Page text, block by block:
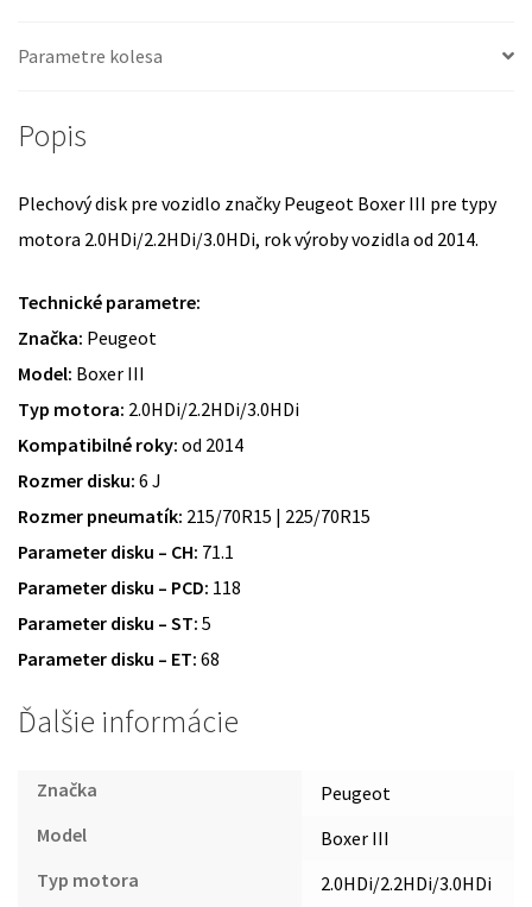
Parametre kolesa
Popis
Plechový disk pre vozidlo značky Peugeot Boxer III pre typy
motora 2.0HDi/2.2HDi/3.0HDi, rok výroby vozidla od 2014.
Technické parametre:
Značka: Peugeot
Model: Boxer III
Typ motora: 2.0HDi/2.2HDi/3.0HDi
Kompatibilné roky: od 2014
Rozmer disku: 6 J
Rozmer pneumatík: 215/70R15 | 225/70R15
Parameter disku – CH: 71.1
Parameter disku – PCD: 118
Parameter disku – ST: 5
Parameter disku – ET: 68
Ďalšie informácie
Značka
Peugeot
Model
Boxer III
Typ motora
2.0HDi/2.2HDi/3.0HDi